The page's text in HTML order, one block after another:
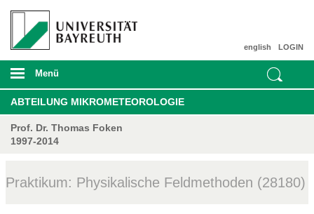
LOGIN
english
Menü
ABTEILUNG MIKROMETEOROLOGIE
Prof. Dr. Thomas Foken
1997-2014
Praktikum: Physikalische Feldmethoden (28180)